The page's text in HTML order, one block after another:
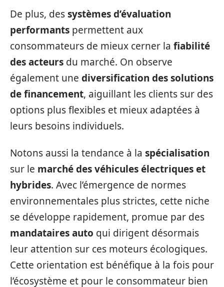
De plus, dessystèmes d’évaluation
performants permettent aux
consommateurs de mieux cerner la fiabilité
des acteurs du marché. On observe
également une diversification des solutions
de financement, aiguillant les clients sur des
options plus flexibles et mieux adaptées à
leurs besoins individuels.
Notons aussi la tendance à la spécialisation
sur le marché des véhicules électriques et
hybrides. Avec l’émergence de normes
environnementales plus strictes, cette niche
se développe rapidement, promue par des
mandataires auto qui dirigent désormais
leur attention sur ces moteurs écologiques.
Cette orientation est bénéfique à la fois pour
l’écosystème et pour le consommateur bien